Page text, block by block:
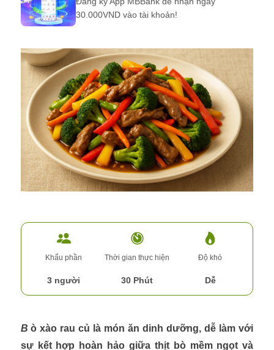
Khẩu phần
3 người
Thời gian thực hiện
30 Phút
Độ khó
Dễ
Bò xào rau củ là món ăn dinh dưỡng, dễ làm với
sự kết hợp hoàn hảo giữa thịt bò mềm ngọt và
30.000VND vào tài khoản!